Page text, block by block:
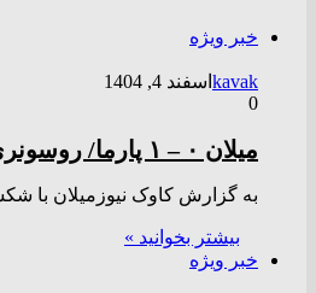
خبر ویژه
kavak اسفند 4, 1404
0
میلان ۰ – ۱ پارما/ روسونری از کورس قهرمانی جا ماند + فیلم
به گزارش کاوک نیوزمیلان با
بیشتر بخوانید »
خبر ویژه